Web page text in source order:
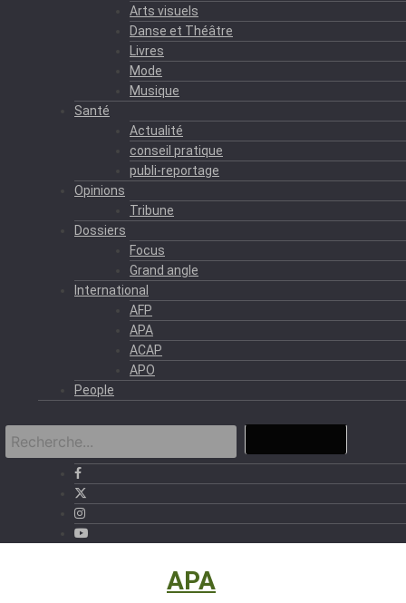
Arts visuels
Danse et Théâtre
Livres
Mode
Musique
Santé
Actualité
conseil pratique
publi-reportage
Opinions
Tribune
Dossiers
Focus
Grand angle
International
AFP
APA
ACAP
APO
People
APA